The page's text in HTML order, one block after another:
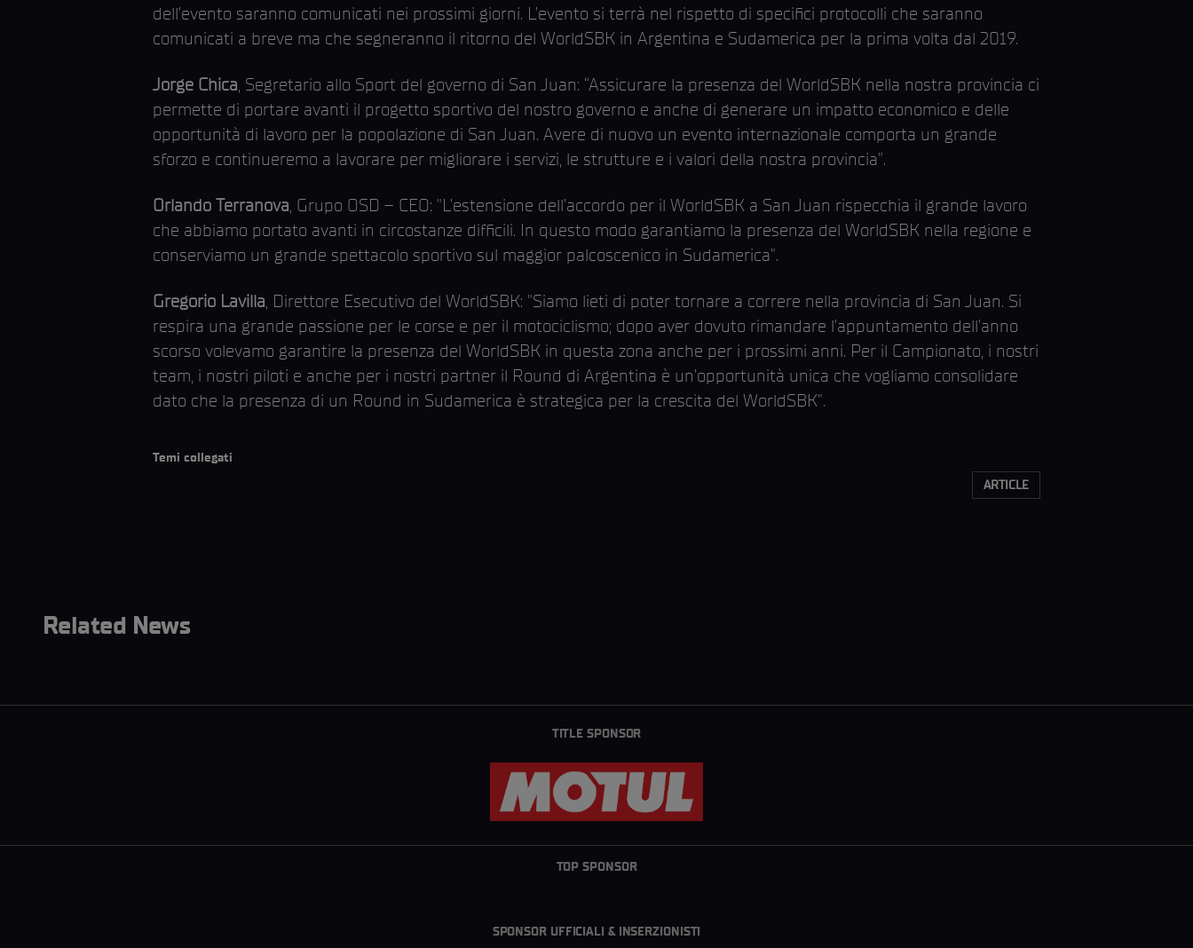
dell’evento saranno comunicati nei prossimi giorni. L’evento si terrà nel rispetto di specifici protocolli che saranno
comunicati a breve ma che segneranno il ritorno del WorldSBK in Argentina e Sudamerica per la prima volta dal 2019.
Jorge Chica, Segretario allo Sport del governo di San Juan: “Assicurare la presenza del WorldSBK nella nostra provincia ci
permette di portare avanti il progetto sportivo del nostro governo e anche di generare un impatto economico e delle
opportunità di lavoro per la popolazione di San Juan. Avere di nuovo un evento internazionale comporta un grande
sforzo e continueremo a lavorare per migliorare i servizi, le strutture e i valori della nostra provincia”.
Orlando Terranova, Grupo OSD – CEO: "L’estensione dell’accordo per il WorldSBK a San Juan rispecchia il grande lavoro
che abbiamo portato avanti in circostanze difficili. In questo modo garantiamo la presenza del WorldSBK nella regione e
conserviamo un grande spettacolo sportivo sul maggior palcoscenico in Sudamerica”.
Gregorio Lavilla, Direttore Esecutivo del WorldSBK: "Siamo lieti di poter tornare a correre nella provincia di San Juan. Si
respira una grande passione per le corse e per il motociclismo; dopo aver dovuto rimandare l’appuntamento dell’anno
scorso volevamo garantire la presenza del WorldSBK in questa zona anche per i prossimi anni. Per il Campionato, i nostri
team, i nostri piloti e anche per i nostri partner il Round di Argentina è un’opportunità unica che vogliamo consolidare
dato che la presenza di un Round in Sudamerica è strategica per la crescita del WorldSBK”.
Temi collegati
ARTICLE
Related News
TITLE SPONSOR
TOP SPONSOR
SPONSOR UFFICIALI & INSERZIONISTI